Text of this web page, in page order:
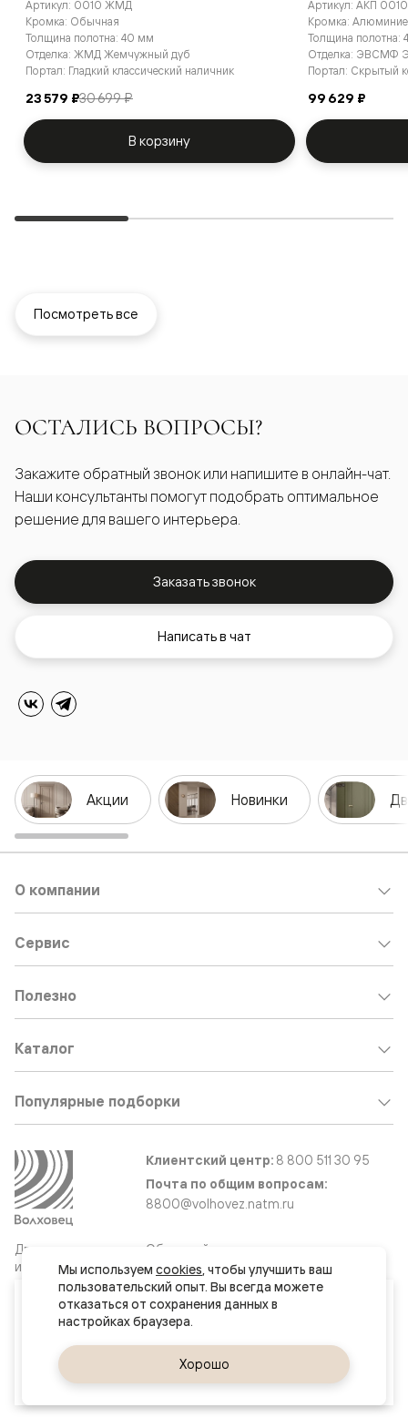
Ваш город
Артикул: 0010 ЖМД
Кромка: Обычная
Толщина полотна: 40 мм
Отделка: ЖМД Жемчужный дуб
Портал: Гладкий классический наличник
23 579 ₽30 699 ₽
В корзину
Артикул: АКП
Кромка:
Толщина полотна:
Отделка: ЭВСМФ
Портал: Скрытый
99 629 ₽
Посмотреть все
ОСТАЛИСЬ ВОПРОСЫ?
Закажите обратный звонок или напишите в онлайн-чат.
Наши консультанты помогут подобрать оптимальное
решение для вашего интерьера.
Заказать звонок
Написать в чат
Акции Новинки
Двери
и интерьерные
решения
О компании
Сервис
Полезно
Каталог
Популярные подборки
Клиентский центр: 8 800 511 30 95
Почта по общим вопросам:
8800@volhovez.natm.ru
Обратный звонок
Сайт не является публичной офертой
Правовая информация
Мы используем cookies, чтобы улучшить ваш
пользовательский опыт. Вы всегда можете
отказаться от сохранения данных в
Хорошо